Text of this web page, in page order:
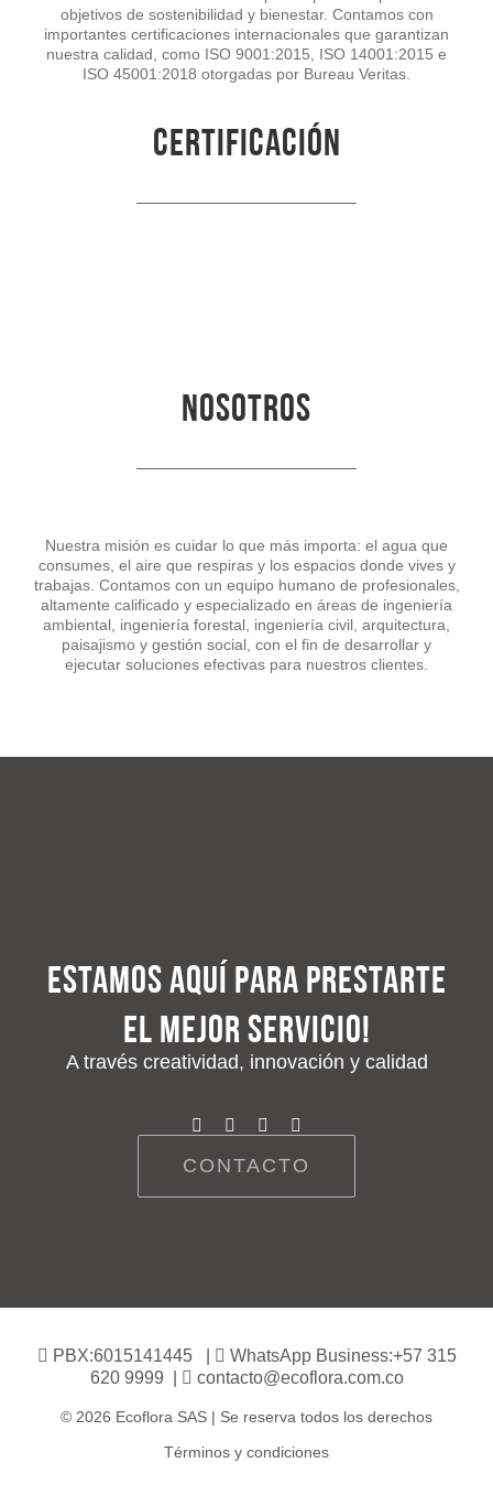
objetivos de sostenibilidad y bienestar. Contamos con
importantes certificaciones internacionales que garantizan
nuestra calidad, como ISO 9001:2015, ISO 14001:2015 e
ISO 45001:2018 otorgadas por Bureau Veritas.
certificación
Nosotros
Nuestra misión es cuidar lo que más importa: el agua que
consumes, el aire que respiras y los espacios donde vives y
trabajas. Contamos con un equipo humano de profesionales,
altamente calificado y especializado en áreas de ingeniería
ambiental, ingeniería forestal, ingeniería civil, arquitectura,
paisajismo y gestión social, con el fin de desarrollar y
ejecutar soluciones efectivas para nuestros clientes.
Estamos aquí para prestarte
el mejor servicio!
A través creatividad, innovación y calidad
CONTACTO
PBX:6015141445 |
WhatsApp Business:+57 315
620 9999 |
contacto@ecoflora.com.co
© 2026 Ecoflora SAS | Se reserva todos los derechos
Términos y condiciones